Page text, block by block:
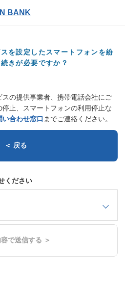
を設定したスマートフォンを紛
きが必要ですか？
の提供事業者、携帯電話会社にご
止、スマートフォンの利用停止な
い合わせ窓口 までご連絡ください。
＜ 戻る
ください
で送信する ＞